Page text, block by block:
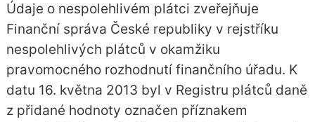
Údaje o nespolehlivém plátci zveřejňuje
Finanční správa České republiky v rejstříku
nespolehlivých plátců v okamžiku
pravomocného rozhodnutí finančního úřadu. K
datu 16. května 2013 byl v Registru plátců daně
z přidané hodnoty označen příznakem